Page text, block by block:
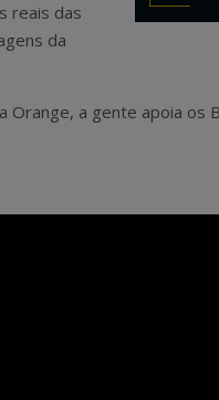
reais das
da
Orange, a gente apoia os